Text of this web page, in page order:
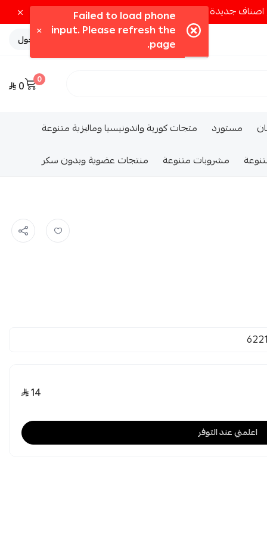
تسجيل الدخول
0
0
مستورد
متجات كورية واندونيسيا وماليزية متنوعة
مشروبات متنوعة منتجات عضوية وبدون سكر
14
اعلمني عند التوفر